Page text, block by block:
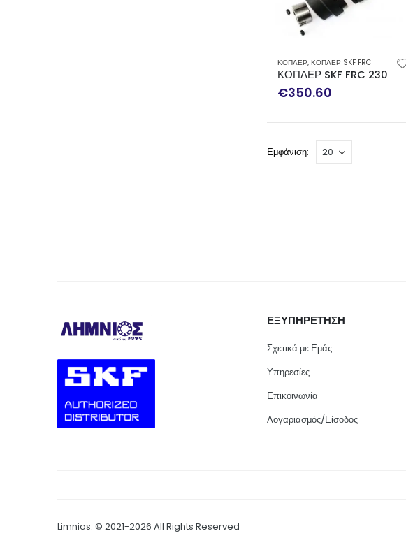
ΚΟΠΛΕΡ, ΚΟΠΛΕΡ SKF FRC
ΚΟΠΛΕΡ SKF FRC 230
€350.60
Εμφάνιση:
ΕΞΥΠΗΡΕΤΗΣΗ
Σχετικά με Εμάς
Υπηρεσίες
Επικοινωνία
Λογαριασμός/Είσοδος
Limnios. © 2021-2026 All Rights Reserved